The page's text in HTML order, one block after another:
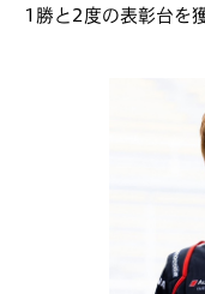
1勝と2度の表彰台を